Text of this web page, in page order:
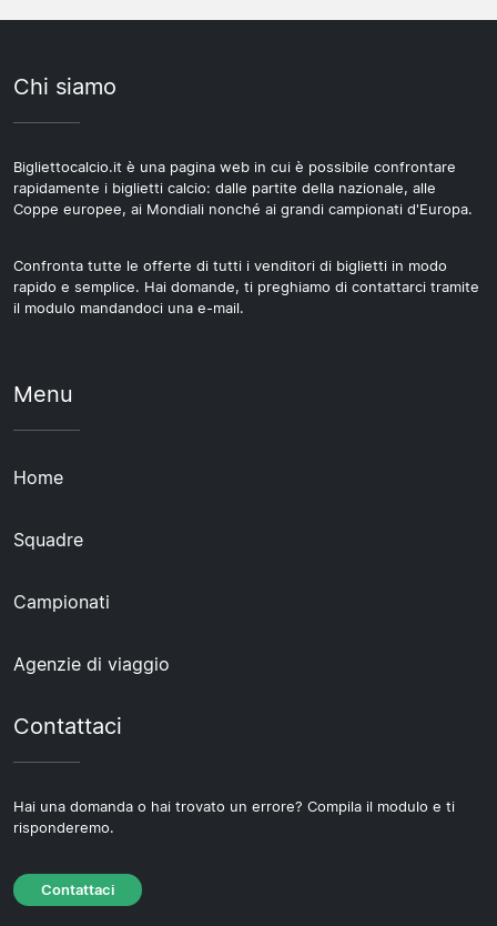
Chi siamo
Bigliettocalcio.it è una pagina web in cui è possibile confrontare
rapidamente i biglietti calcio: dalle partite della nazionale, alle
Coppe europee, ai Mondiali nonché ai grandi campionati d'Europa.
Confronta tutte le offerte di tutti i venditori di biglietti in modo
rapido e semplice. Hai domande, ti preghiamo di contattarci tramite
il modulo mandandoci una e-mail.
Menu
Home
Squadre
Campionati
Agenzie di viaggio
Contattaci
Hai una domanda o hai trovato un errore? Compila il modulo e ti
risponderemo.
Contattaci